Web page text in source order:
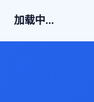
加载中...